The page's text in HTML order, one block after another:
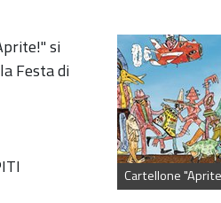
Cartellone
si
Festa di